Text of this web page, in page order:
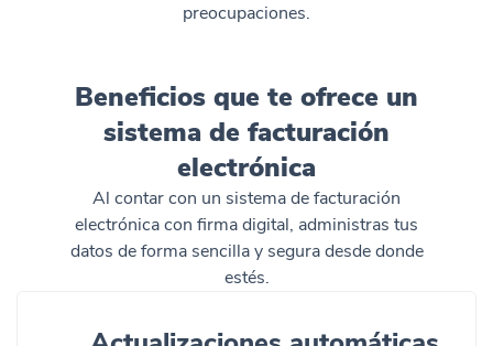
preocupaciones.
Beneficios que te ofrece un
sistema de facturación
electrónica
Al contar con un sistema de facturación
electrónica con firma digital, administras tus
datos de forma sencilla y segura desde donde
estés.